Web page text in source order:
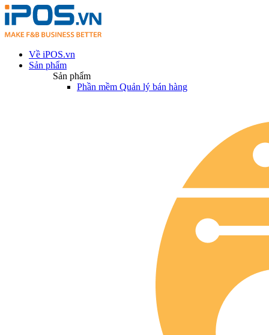
Về iPOS.vn
Sản phẩm
Sản phẩm
Phần mềm Quản lý bán hàng